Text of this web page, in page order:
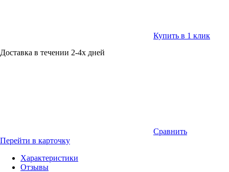
Купить в 1 клик
Доставка в течении 2-4х дней
Сравнить
Перейти в карточку
Характеристики
Отзывы